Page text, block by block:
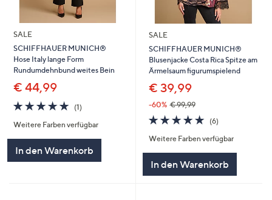
SALE
SCHIFFHAUER MUNICH®
Hose Italy lange Form
Rundumdehnbund weites Bein
€ 44,99
5.0
von
5
(1)1
Weitere Farben verfügbar
In den Warenkorb
SALE
SCHIFFHAUER MUNICH®
Blusenjacke Costa Rica Spitze am
Ärmelsaum figurumspielend
€ 39,99
-60% € 99,99
5.0
von
5
(6)6
Weitere Farben verfügbar
In den Warenkorb